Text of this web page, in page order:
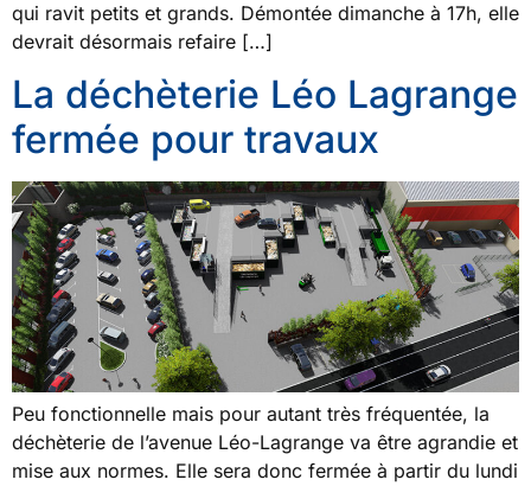
qui ravit petits et grands. Démontée dimanche à 17h, elle
devrait désormais refaire […]
La déchèterie Léo Lagrange
fermée pour travaux
Peu fonctionnelle mais pour autant très fréquentée, la
déchèterie de l’avenue Léo-Lagrange va être agrandie et
mise aux normes. Elle sera donc fermée à partir du lundi